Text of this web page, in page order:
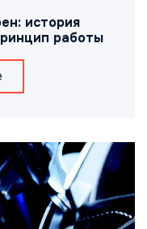
история
работы